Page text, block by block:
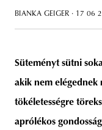
BIANKA GEIGER · 17 06
Süteményt sütni
akik nem elégednek
tökéletességre
aprólékos